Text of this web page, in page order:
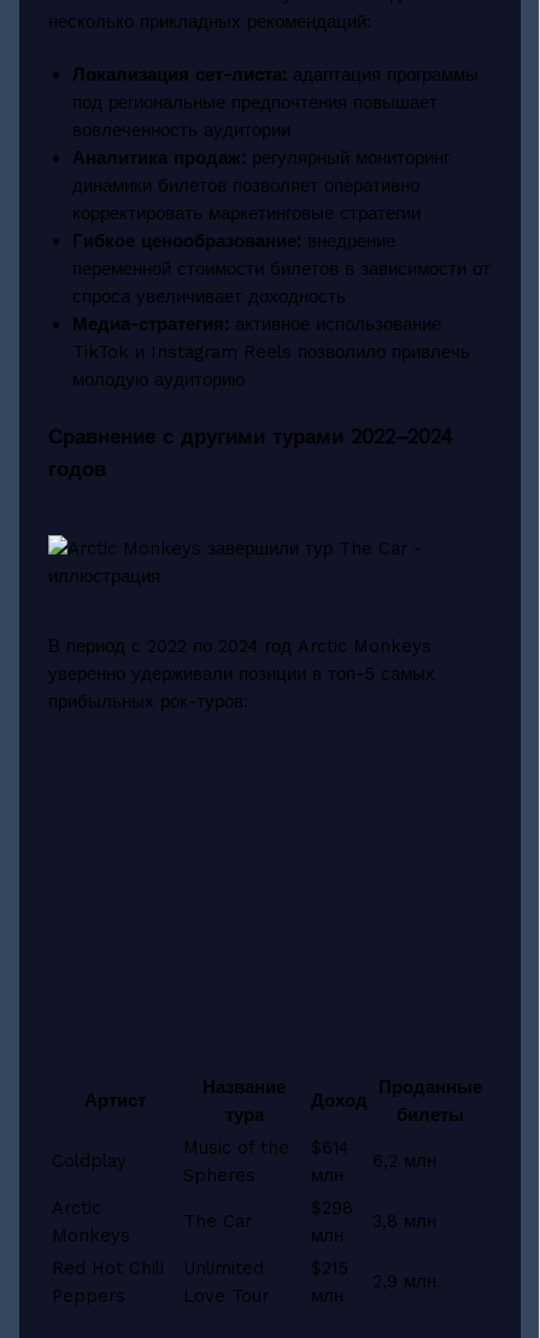
несколько прикладных рекомендаций:
Локализация сет-листа: адаптация программы
под региональные предпочтения повышает
вовлеченность аудитории
Аналитика продаж: регулярный мониторинг
динамики билетов позволяет оперативно
корректировать маркетинговые стратегии
Гибкое ценообразование: внедрение
переменной стоимости билетов в зависимости от
спроса увеличивает доходность
Медиа-стратегия: активное использование
TikTok и Instagram Reels позволило привлечь
молодую аудиторию
Сравнение с другими турами 2022–2024
годов
В период с 2022 по 2024 год Arctic Monkeys
уверенно удерживали позиции в топ-5 самых
прибыльных рок-туров:
Артист
Название
тура
Доход
Проданные
билеты
Coldplay
Music of the
Spheres
$614
млн
6,2 млн
Arctic
Monkeys
The Car
$298
млн
3,8 млн
Red Hot Chili
Peppers
Unlimited
Love Tour
$215
млн
2,9 млн